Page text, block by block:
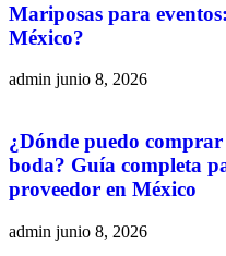
Mariposas para
México?
admin junio 8, 2026
¿Dónde puedo
boda? Guía completa
proveedor en México
admin junio 8, 2026